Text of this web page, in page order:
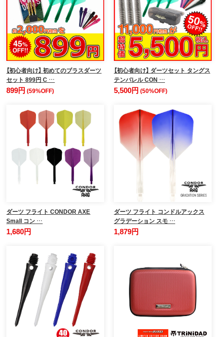
【初心者向け】 初めてのブラスダーツ
セット 899円 C …
899円(59%OFF)
【初心者向け】 ダーツセット タングス
テンバレル CON …
5,500円 (50%OFF)
ダーツ フライト CONDOR AXE
Small コン …
1,680円
ダーツ フライト コンドルアックス
グラデーション スモ …
1,879円